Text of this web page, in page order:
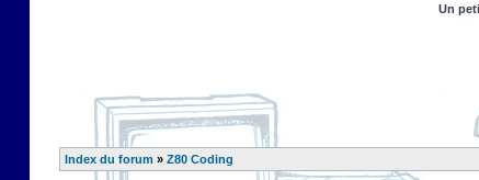
Un
Index du forum » Z80 Coding